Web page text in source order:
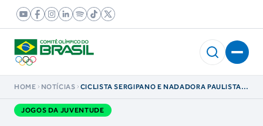
HOME NOTÍCIAS
CICLISTA SERGIPANO E NADADORA PAULISTA
JUVENTUDE NO PRÊMIO BRASIL OLÍMPICO 2023
JOGOS DA JUVENTUDE